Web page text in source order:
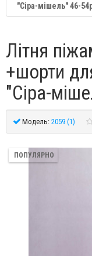
"Сіра-мішель" 46-
Літня
+шорти
"Сіра-
Модель: 2059 (1)
ПОПУЛЯРНО